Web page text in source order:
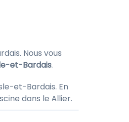
Nous vous
et-Bardais.
et-Bardais. En
dans le Allier.